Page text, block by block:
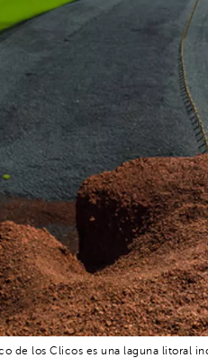
de los Clicos es una laguna litoral